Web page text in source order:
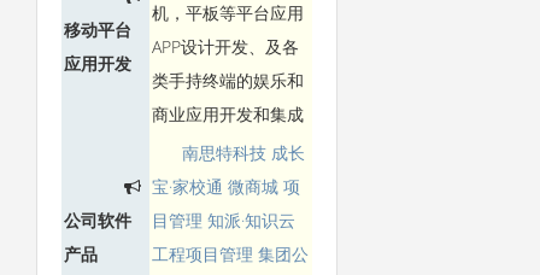
移动平台
应用开发
机，平板等平台应用
APP设计开发、及各
类手持终端的娱乐和
商业应用开发和集成
公司软件
产品
南思特科技 成长
宝·家校通 微商城 项
目管理 知派·知识云
工程项目管理 集团公